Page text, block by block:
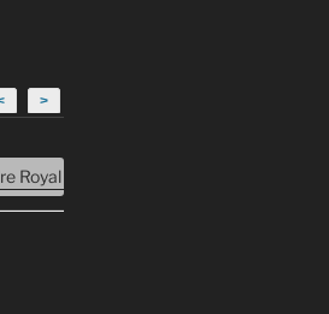
>
Royal de Belgique – Journées Portes